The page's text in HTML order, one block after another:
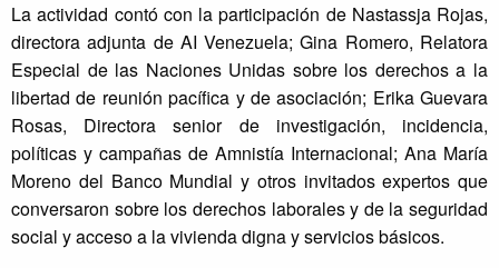
La actividad contó con la participación de Nastassja Rojas,
directora adjunta de AI Venezuela; Gina Romero, Relatora
Especial de las Naciones Unidas sobre los derechos a la
libertad de reunión pacífica y de asociación; Erika Guevara
Rosas, Directora senior de investigación, incidencia,
políticas y campañas de Amnistía Internacional; Ana María
Moreno del Banco Mundial y otros invitados expertos que
conversaron sobre los derechos laborales y de la seguridad
social y acceso a la vivienda digna y servicios básicos.